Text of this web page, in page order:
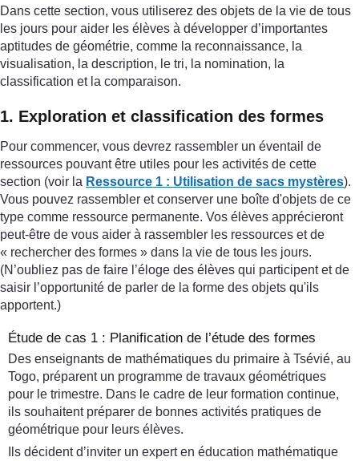
Dans cette section, vous utiliserez des objets de la vie de tous
les jours pour aider les élèves à développer d’importantes
aptitudes de géométrie, comme la reconnaissance, la
visualisation, la description, le tri, la nomination, la
classification et la comparaison.
1. Exploration et classification des formes
Pour commencer, vous devrez rassembler un éventail de
ressources pouvant être utiles pour les activités de cette
section (voir la Ressource 1 : Utilisation de sacs mystères).
Vous pouvez rassembler et conserver une boîte d'objets de ce
type comme ressource permanente. Vos élèves apprécieront
peut-être de vous aider à rassembler les ressources et de
« rechercher des formes » dans la vie de tous les jours.
(N’oubliez pas de faire l’éloge des élèves qui participent et de
saisir l’opportunité de parler de la forme des objets qu'ils
apportent.)
Étude de cas 1 : Planification de l’étude des formes
Des enseignants de mathématiques du primaire à Tsévié, au
Togo, préparent un programme de travaux géométriques
pour le trimestre. Dans le cadre de leur formation continue,
ils souhaitent préparer de bonnes activités pratiques de
géométrique pour leurs élèves.
Ils décident d’inviter un expert en éducation mathématique